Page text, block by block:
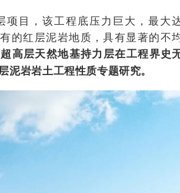
目，该工程底压力巨大，最大
的红层泥岩地质，具有显著的不
高层天然地基持力层在工程界史
岩岩土工程性质专题研究。